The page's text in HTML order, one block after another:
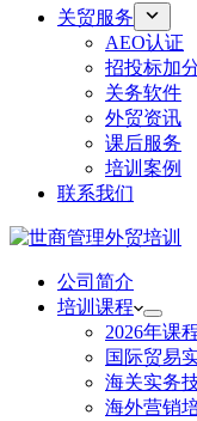
关贸服务
AEO认证
招投标加
关务软件
外贸资讯
课后服务
培训案例
联系我们
公司简介
培训课程
2026年课
国际贸易
海关实务
海外营销